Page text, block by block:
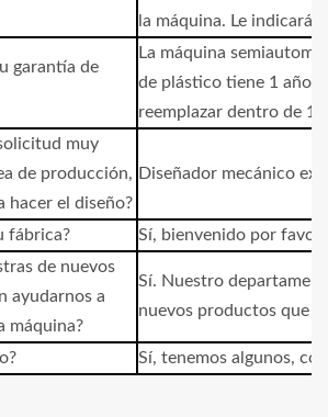
la máquina. Le indicará
garantía de
La máquina
de plástico tiene 1 año
reemplazar dentro de 1
muy
de producción,
hacer el diseño?
Diseñador mecánico
fábrica?
Sí, bienvenido por favor.
de nuevos
ayudarnos a
máquina?
Sí. Nuestro
nuevos productos que
Sí, tenemos algunos,